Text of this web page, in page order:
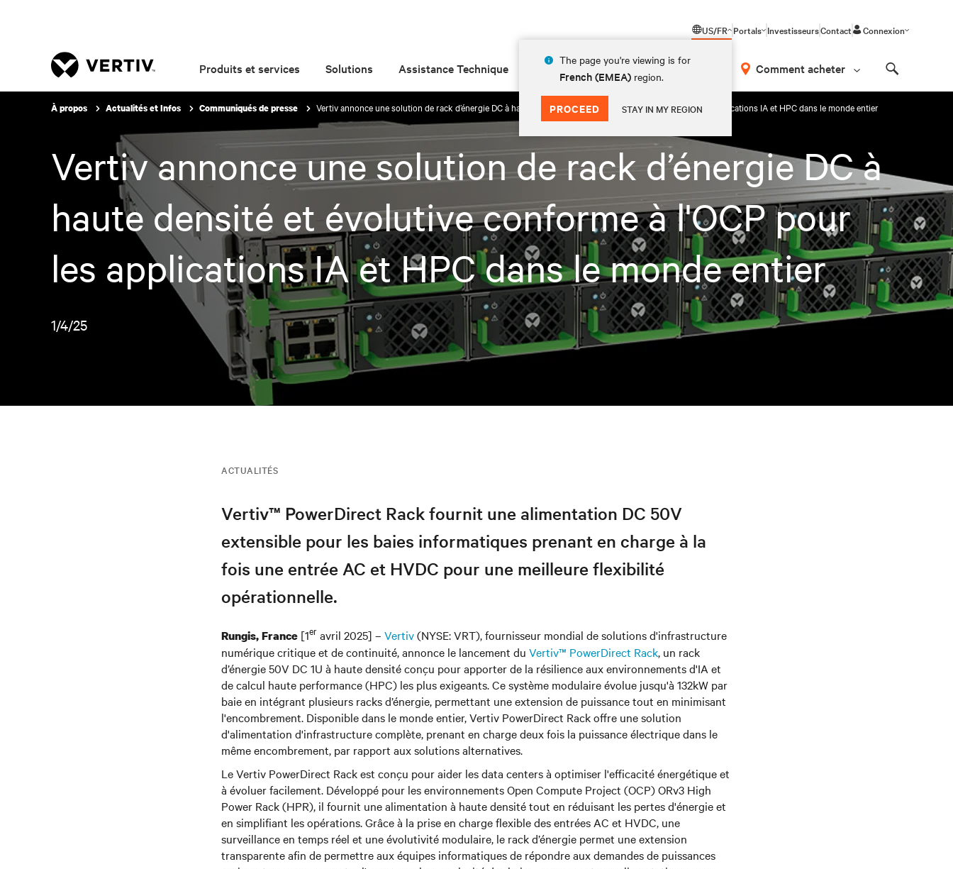
US/FR
The page you're viewing is for
French (EMEA) region.
PROCEED STAY IN MY REGION
Portals InvestisseursContact Connexion
Produits et services Solutions Assistance Technique Insights À propos Comment acheter
À propos Actualités et Infos Communiqués de presse Vertiv annonce une solution de rack d’énergie DC à haute densité et évolutive conforme à l'OCP pour les applications IA et HPC dans le monde entier
Vertiv annonce une solution de rack d’énergie DC à
haute densité et évolutive conforme à l'OCP pour
les applications IA et HPC dans le monde entier
1/4/25
ACTUALITÉS
Vertiv™ PowerDirect Rack fournit une alimentation DC 50V
extensible pour les baies informatiques prenant en charge à la
fois une entrée AC et HVDC pour une meilleure flexibilité
opérationnelle.
Rungis, France [1er avril 2025] – Vertiv(NYSE: VRT), fournisseur mondial de solutions d'infrastructure
numérique critique et de continuité, annonce le lancement du Vertiv™ PowerDirect Rack, un rack
d’énergie 50V DC 1U à haute densité conçu pour apporter de la résilience aux environnements d'IA et
de calcul haute performance (HPC) les plus exigeants. Ce système modulaire évolue jusqu'à 132kW par
baie en intégrant plusieurs racks d’énergie, permettant une extension de puissance tout en minimisant
l'encombrement. Disponible dans le monde entier, Vertiv PowerDirect Rack offre une solution
d'alimentation d'infrastructure complète, prenant en charge deux fois la puissance électrique dans le
même encombrement, par rapport aux solutions alternatives.
Le Vertiv PowerDirect Rack est conçu pour aider les data centers à optimiser l'efficacité énergétique et
à évoluer facilement. Développé pour les environnements Open Compute Project (OCP) ORv3 High
Power Rack (HPR), il fournit une alimentation à haute densité tout en réduisant les pertes d'énergie et
en simplifiant les opérations. Grâce à la prise en charge flexible des entrées AC et HVDC, une
surveillance en temps réel et une évolutivité modulaire, le rack d’énergie permet une extension
transparente afin de permettre aux équipes informatiques de répondre aux demandes de puissances